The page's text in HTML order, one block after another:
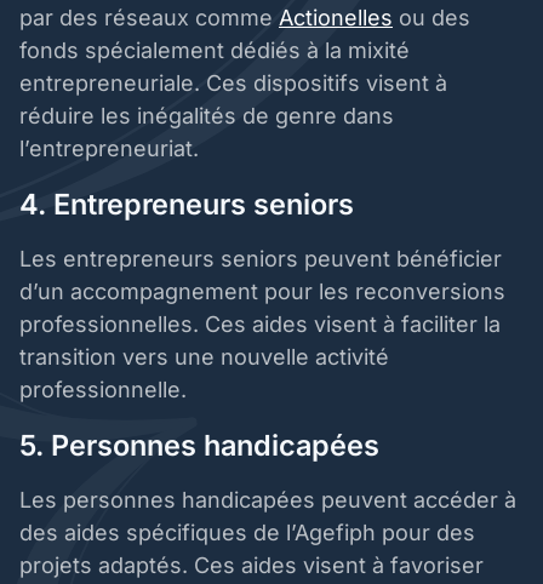
par des réseaux comme Actionelles ou des
fonds spécialement dédiés à la mixité
entrepreneuriale. Ces dispositifs visent à
réduire les inégalités de genre dans
l’entrepreneuriat.
4. Entrepreneurs seniors
Les entrepreneurs seniors peuvent bénéficier
d’un accompagnement pour les reconversions
professionnelles. Ces aides visent à faciliter la
transition vers une nouvelle activité
professionnelle.
5. Personnes handicapées
Les personnes handicapées peuvent accéder à
des aides spécifiques de l’Agefiph pour des
projets adaptés. Ces aides visent à favoriser